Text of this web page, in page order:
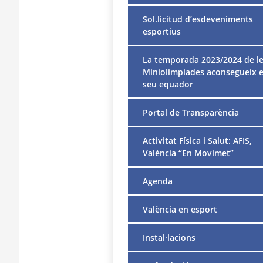
Sol.licitud d’esdeveniments
esportius
La temporada 2023/2024 de
Miniolimpiades aconsegueix
seu equador
Portal de Transparència
Activitat Física i Salut: AFIS,
València “En Movimet”
Agenda
València en esport
Instal·lacions